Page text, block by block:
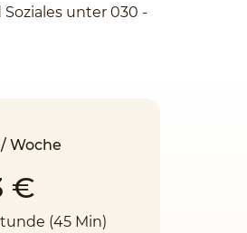
unter 030 -
Woche
€
(45 Min)